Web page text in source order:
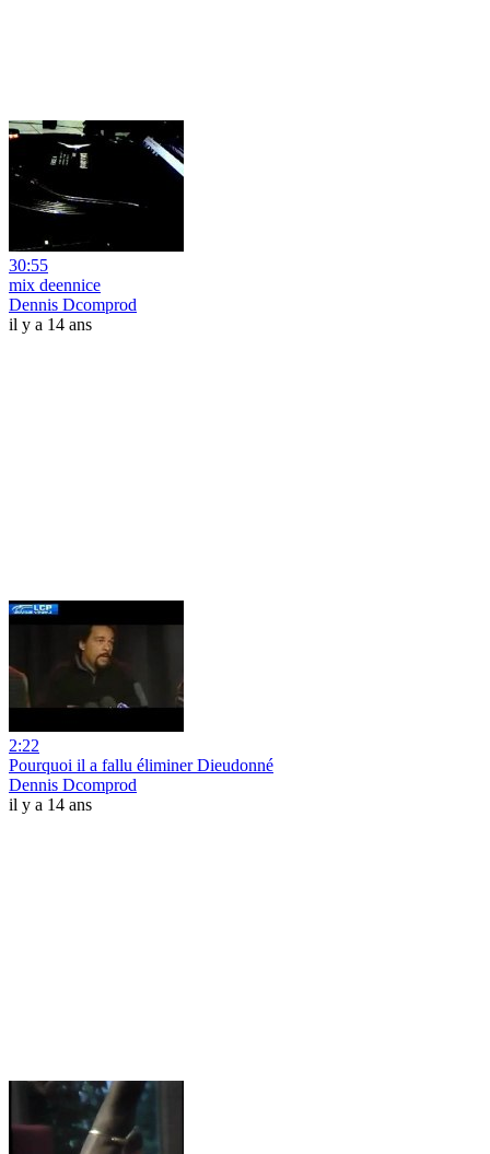
30:55
mix deennice
Dennis Dcomprod
il y a 14 ans
2:22
Pourquoi il a fallu éliminer Dieudonné
Dennis Dcomprod
il y a 14 ans